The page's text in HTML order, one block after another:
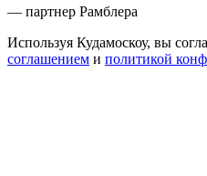
— партнер Рамблера
Используя Кудамоскоу, вы
соглашением и политикой